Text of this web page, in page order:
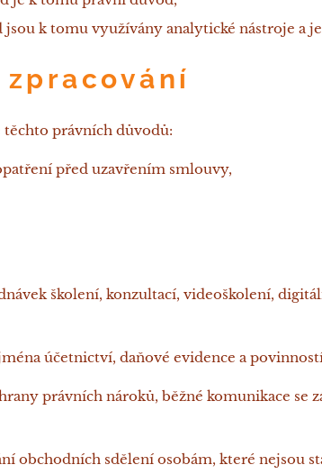
jsou k tomu využívány analytické nástroje a
těchto právních důvodů:
před uzavřením smlouvy,
školení, konzultací, videoškolení,
účetnictví, daňové evidence a
právních nároků, běžné komunikace se
obchodních sdělení osobám, které nejsou